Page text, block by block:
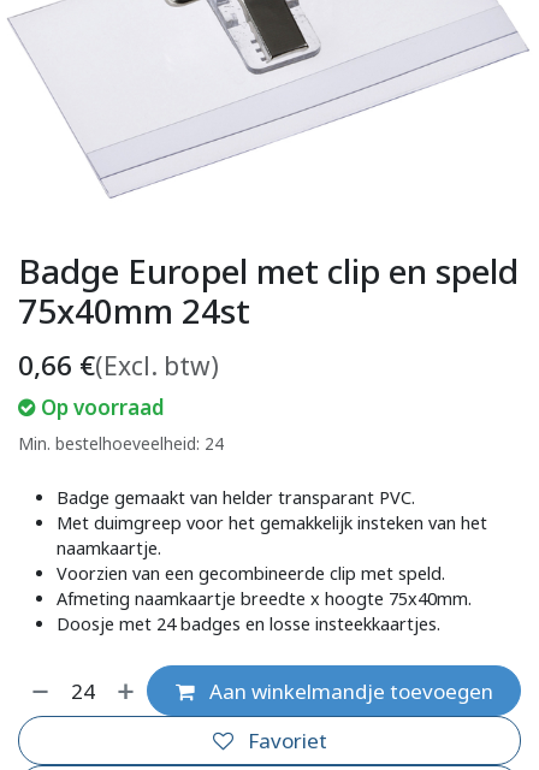
Badge Europel met clip en speld
75x40mm 24st
0,66 €(Excl. btw)
Op voorraad
Min. bestelhoeveelheid: 24
Badge gemaakt van helder transparant PVC.
Met duimgreep voor het gemakkelijk insteken van het
naamkaartje.
Voorzien van een gecombineerde clip met speld.
Afmeting naamkaartje breedte x hoogte 75x40mm.
Doosje met 24 badges en losse insteekkaartjes.
Aan winkelmandje toevoegen
Favoriet